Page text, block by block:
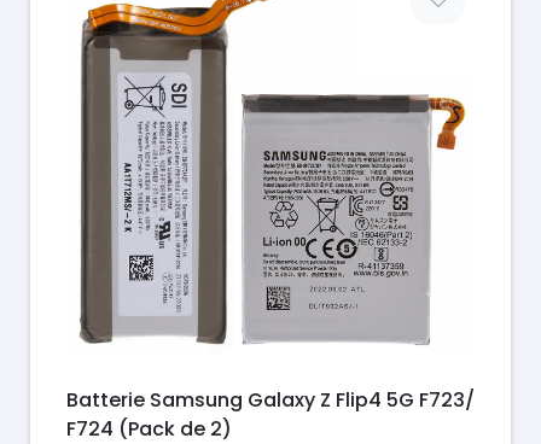
Batterie Samsung Galaxy Z Flip4 5G F723/
F724 (Pack de 2)